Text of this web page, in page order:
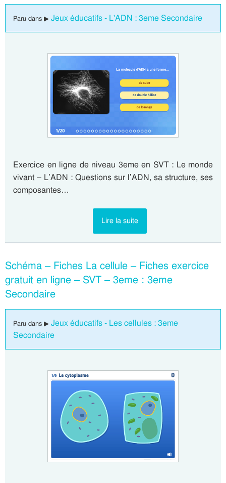
Paru dans ▶ Jeux éducatifs - L'ADN : 3eme Secondaire
Exercice en ligne de niveau 3eme en SVT : Le monde
vivant – L’ADN : Questions sur l’ADN, sa structure, ses
composantes…
Lire la suite
Schéma – Fiches La cellule – Fiches exercice
gratuit en ligne – SVT – 3eme : 3eme
Secondaire
Paru dans ▶ Jeux éducatifs - Les cellules : 3eme
Secondaire